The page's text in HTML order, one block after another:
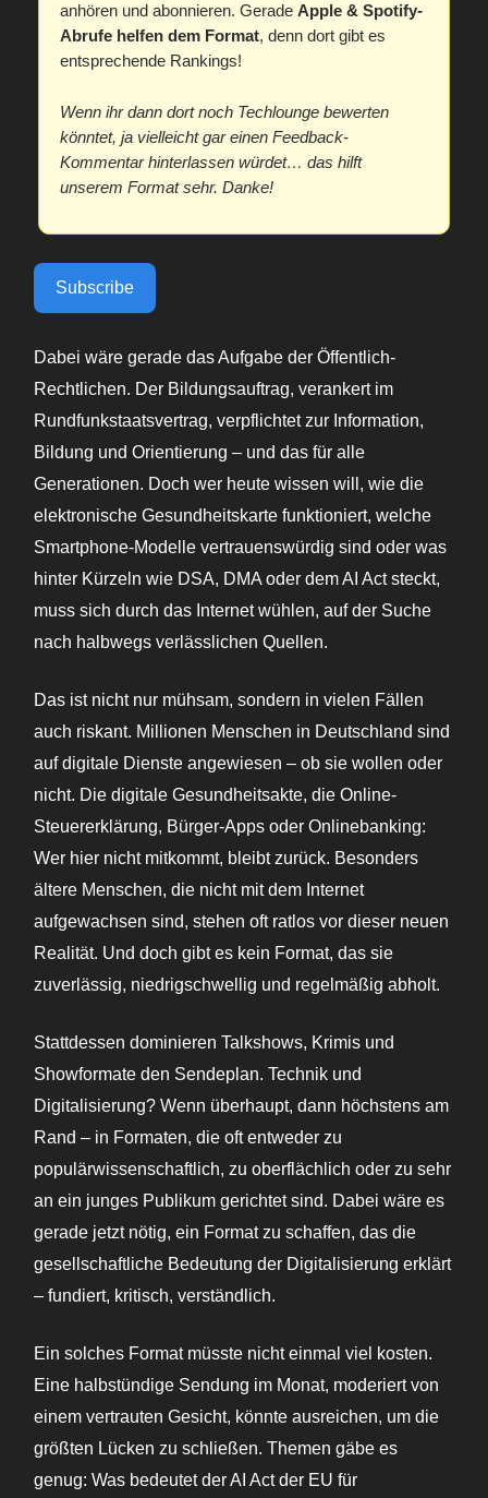
anhören und abonnieren. Gerade Apple & Spotify-
Abrufe helfen dem Format, denn dort gibt es
entsprechende Rankings!
Wenn ihr dann dort noch Techlounge bewerten
könntet, ja vielleicht gar einen Feedback-
Kommentar hinterlassen würdet… das hilft
unserem Format sehr. Danke!
Subscribe
Dabei wäre gerade das Aufgabe der Öffentlich-
Rechtlichen. Der Bildungsauftrag, verankert im
Rundfunkstaatsvertrag, verpflichtet zur Information,
Bildung und Orientierung – und das für alle
Generationen. Doch wer heute wissen will, wie die
elektronische Gesundheitskarte funktioniert, welche
Smartphone-Modelle vertrauenswürdig sind oder was
hinter Kürzeln wie DSA, DMA oder dem AI Act steckt,
muss sich durch das Internet wühlen, auf der Suche
nach halbwegs verlässlichen Quellen.
Das ist nicht nur mühsam, sondern in vielen Fällen
auch riskant. Millionen Menschen in Deutschland sind
auf digitale Dienste angewiesen – ob sie wollen oder
nicht. Die digitale Gesundheitsakte, die Online-
Steuererklärung, Bürger-Apps oder Onlinebanking:
Wer hier nicht mitkommt, bleibt zurück. Besonders
ältere Menschen, die nicht mit dem Internet
aufgewachsen sind, stehen oft ratlos vor dieser neuen
Realität. Und doch gibt es kein Format, das sie
zuverlässig, niedrigschwellig und regelmäßig abholt.
Stattdessen dominieren Talkshows, Krimis und
Showformate den Sendeplan. Technik und
Digitalisierung? Wenn überhaupt, dann höchstens am
Rand – in Formaten, die oft entweder zu
populärwissenschaftlich, zu oberflächlich oder zu sehr
an ein junges Publikum gerichtet sind. Dabei wäre es
gerade jetzt nötig, ein Format zu schaffen, das die
gesellschaftliche Bedeutung der Digitalisierung erklärt
– fundiert, kritisch, verständlich.
Ein solches Format müsste nicht einmal viel kosten.
Eine halbstündige Sendung im Monat, moderiert von
einem vertrauten Gesicht, könnte ausreichen, um die
größten Lücken zu schließen. Themen gäbe es
genug: Was bedeutet der AI Act der EU für